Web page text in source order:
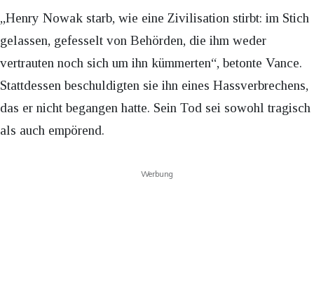
„Henry Nowak starb, wie eine Zivilisation stirbt: im Stich
gelassen, gefesselt von Behörden, die ihm weder
vertrauten noch sich um ihn kümmerten“, betonte Vance.
Stattdessen beschuldigten sie ihn eines Hassverbrechens,
das er nicht begangen hatte. Sein Tod sei sowohl tragisch
als auch empörend.
Werbung